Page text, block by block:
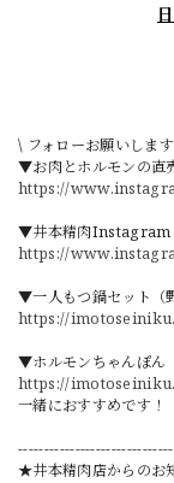
\ フォローお願いしま
▼お肉とホルモンの
https://
▼井本精肉Instagram
https://
▼一人もつ鍋セット（
https://
▼ホルモンちゃんぽん
https://
一緒におすすめです！
★井本精肉店からのお